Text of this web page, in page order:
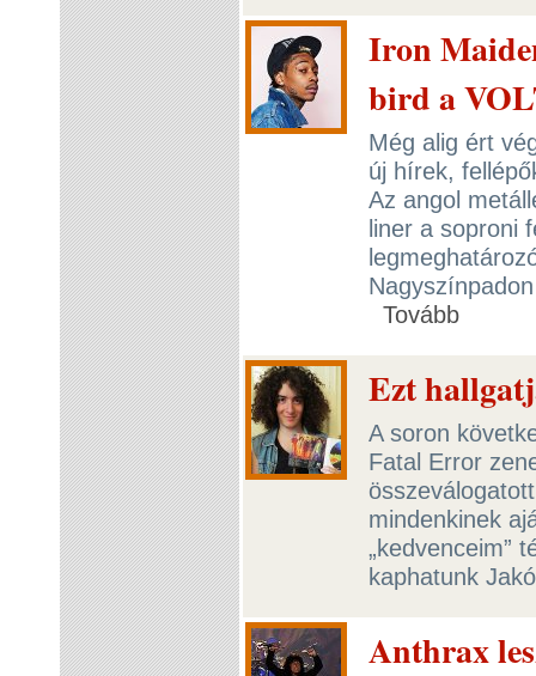
Iron
bird a
Még alig ért
új hírek,
Az angol
liner a soproni
Tovább
Ezt
A soron
Fatal Error
mindenkinek
„kedvenceim”
kaphatunk
Anthrax